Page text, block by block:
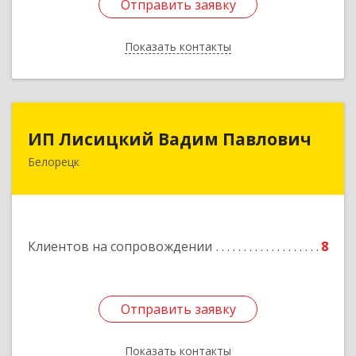
Отправить заявку
Показать контакты
Отправить заявку
Назад
ИП Лисицкий Вадим Павлович
Белорецк
Клиентов на сопровождении 8
Отправить заявку
Показать контакты
ИП Лисицкий Вадим Павлович
453501, Башкортостан Респ, Белорецк г,
Отправить заявку
Назад